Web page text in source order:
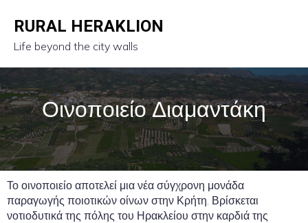
RURAL HERAKLION
Life beyond the city walls
Οινοποιείο Διαμαντάκη
Το οινοποιείο αποτελεί μια νέα σύγχρονη μονάδα
παραγωγής ποιοτικών οίνων στην Κρήτη. Βρίσκεται
νοτιοδυτικά της πόλης του Ηρακλείου στην καρδιά της